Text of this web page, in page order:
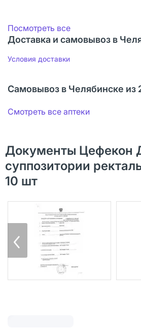
Посмотреть все
Доставка и самовывоз в
Условия доставки
Самовывоз в Челябинске из
Смотреть все аптеки
Документы Цефекон
суппозитории
10 шт